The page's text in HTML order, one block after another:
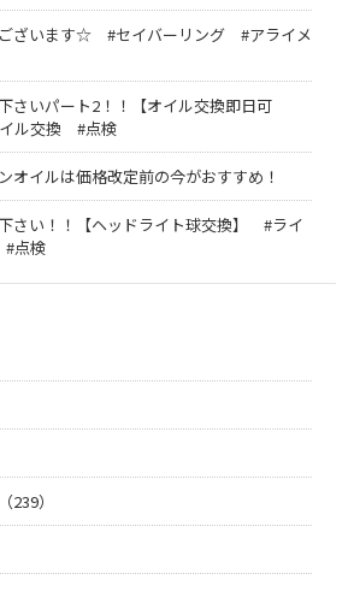
ざいます☆ #セイバーリング #アライメ
さいパート2！！【オイル交換即日可
ル交換 #点検
オイルは価格改定前の今がおすすめ！
さい！！【ヘッドライト球交換】 #ライ
点検
）